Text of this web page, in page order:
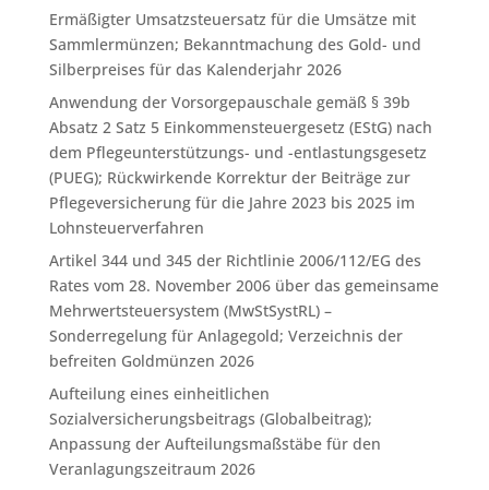
Ermäßigter Umsatzsteuersatz für die Umsätze mit
Sammlermünzen; Bekanntmachung des Gold- und
Silberpreises für das Kalenderjahr 2026
Anwendung der Vorsorgepauschale gemäß § 39b
Absatz 2 Satz 5 Einkommensteuergesetz (EStG) nach
dem Pflegeunterstützungs- und -entlastungsgesetz
(PUEG); Rückwirkende Korrektur der Beiträge zur
Pflegeversicherung für die Jahre 2023 bis 2025 im
Lohnsteuerverfahren
Artikel 344 und 345 der Richtlinie 2006/112/EG des
Rates vom 28. November 2006 über das gemeinsame
Mehrwertsteuersystem (MwStSystRL) –
Sonderregelung für Anlagegold; Verzeichnis der
befreiten Goldmünzen 2026
Aufteilung eines einheitlichen
Sozialversicherungsbeitrags (Globalbeitrag);
Anpassung der Aufteilungsmaßstäbe für den
Veranlagungszeitraum 2026